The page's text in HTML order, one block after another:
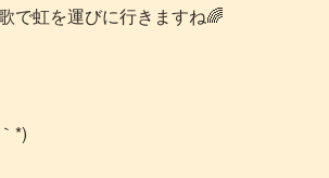
で虹を運びに行きますね🌈
*)